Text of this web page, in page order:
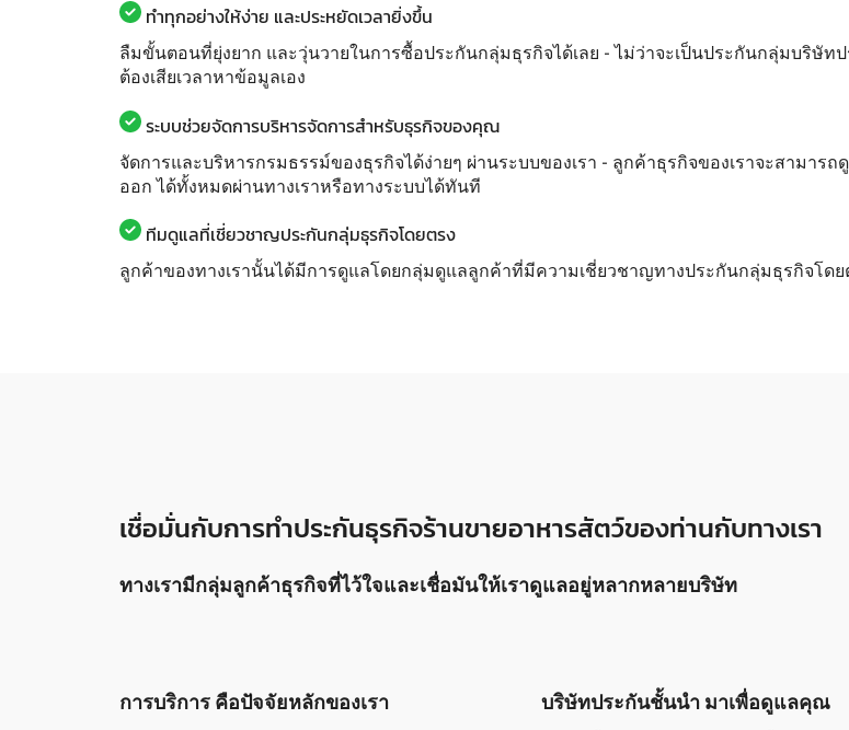
ทำทุกอย่างให้ง่าย และประหยัดเวลายิ่งขึ้น
ลืมขั้นตอนที่ยุ่งยาก และวุ่นวายในการซื้อประกันกลุ่มธุรกิจได้เลย - ไม่ว่าจะเป็นประกันกลุ่มบริษั
ต้องเสียเวลาหาข้อมูลเอง
ระบบช่วยจัดการบริหารจัดการสำหรับธุรกิจของคุณ
จัดการและบริหารกรมธรรม์ของธุรกิจได้ง่ายๆ ผ่านระบบของเรา - ลูกค้าธุรกิจของเราจะสามาร
ออก ได้ทั้งหมดผ่านทางเราหรือทางระบบได้ทันที
ทีมดูแลที่เชี่ยวชาญประกันกลุ่มธุรกิจโดยตรง
ลูกค้าของทางเรานั้นได้มีการดูแลโดยกลุ่มดูแลลูกค้าที่มีความเชี่ยวชาญทางประกันกลุ่มธุรกิจโดย
เชื่อมั่นกับการทำประกันธุรกิจร้านขายอาหารสัตว์ของท่านกับทางเรา
ทางเรามีกลุ่มลูกค้าธุรกิจที่ไว้ใจและเชื่อมันให้เราดูแลอยู่หลากหลายบริษัท
การบริการ คือปัจจัยหลักของเรา บริษัทประกันชั้นนำ มาเพื่อดูแลคุณ